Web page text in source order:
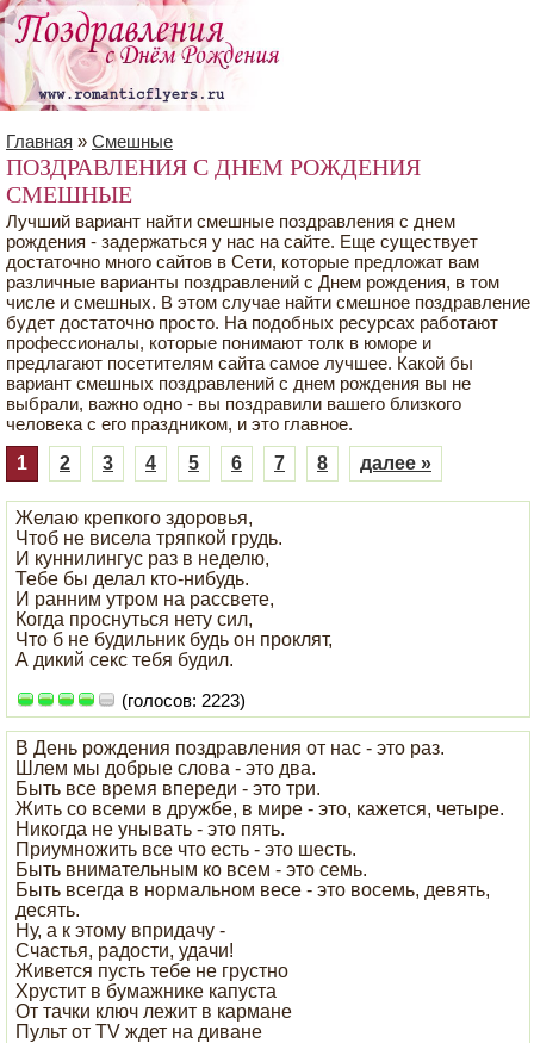
Главная » Смешные
ПОЗДРАВЛЕНИЯ С ДНЕМ РОЖДЕНИЯ
СМЕШНЫЕ
Лучший вариант найти смешные поздравления с днем
рождения - задержаться у нас на сайте. Еще существует
достаточно много сайтов в Сети, которые предложат вам
различные варианты поздравлений с Днем рождения, в том
числе и смешных. В этом случае найти смешное поздравление
будет достаточно просто. На подобных ресурсах работают
профессионалы, которые понимают толк в юморе и
предлагают посетителям сайта самое лучшее. Какой бы
вариант смешных поздравлений с днем рождения вы не
выбрали, важно одно - вы поздравили вашего близкого
человека с его праздником, и это главное.
1
2 3 4 5 6 7 8 далее »
Желаю крепкого здоровья,
Чтоб не висела тряпкой грудь.
И куннилингус раз в неделю,
Тебе бы делал кто-нибудь.
И ранним утром на рассвете,
Когда проснуться нету сил,
Что б не будильник будь он проклят,
А дикий секс тебя будил.
(голосов: 2223)
В День рождения поздравления от нас - это раз.
Шлем мы добрые слова - это два.
Быть все время впереди - это три.
Жить со всеми в дружбе, в мире - это, кажется, четыре.
Никогда не унывать - это пять.
Приумножить все что есть - это шесть.
Быть внимательным ко всем - это семь.
Быть всегда в нормальном весе - это восемь, девять,
десять.
Ну, а к этому впридачу -
Счастья, радости, удачи!
Живется пусть тебе не грустно
Хрустит в бумажнике капуста
От тачки ключ лежит в кармане
Пульт от TV ждет на диване